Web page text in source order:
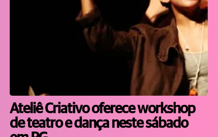
Ateliê Criativo oferece workshop
de teatro e dança neste sábado